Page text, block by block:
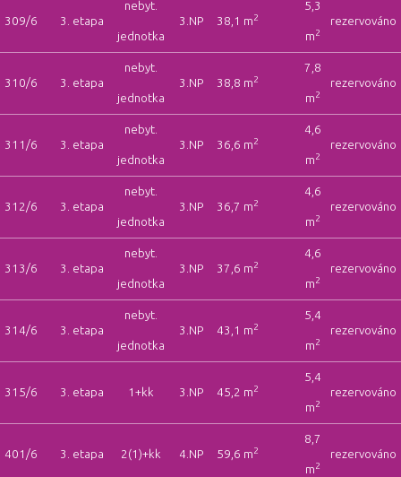
309/6 3. etapa
nebyt.
jednotka
3.NP 38,1 m2
5,3
m2
rezervováno
310/6 3. etapa
nebyt.
jednotka
3.NP 38,8 m2
7,8
m2
rezervováno
311/6 3. etapa
nebyt.
jednotka
3.NP 36,6 m2
4,6
m2
rezervováno
312/6 3. etapa
nebyt.
jednotka
3.NP 36,7 m2
4,6
m2
rezervováno
313/6 3. etapa
nebyt.
jednotka
3.NP 37,6 m2
4,6
m2
rezervováno
314/6 3. etapa
nebyt.
jednotka
3.NP 43,1 m2
5,4
m2
rezervováno
315/6 3. etapa 1+kk 3.NP 45,2 m2
5,4
m2
rezervováno
401/6 3. etapa 2(1)+kk 4.NP 59,6 m2
8,7
m2
rezervováno